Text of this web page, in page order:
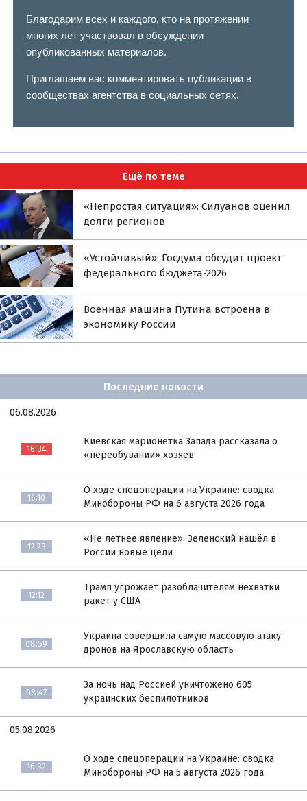
Благодарим всех и каждого, кто на протяжении
многих лет участвовал в обсуждении
опубликованных материалов.
Приглашаем вас комментировать публикации в
сообществах агентства в социальных сетях.
Ещё по теме
«Непростая ситуация»: Силуанов оценил
долги регионов
«Устойчивый»: Госдума обсудит проект
федерального бюджета-2026
Военная машина Путина встроена в
экономику России
Последние новости
06.08.2026
16:34
Киевская марионетка Запада рассказала о
«переобувании» хозяев
16:10
О ходе спецоперации на Украине: сводка
Минобороны РФ на 6 августа 2026 года
12:23
«Не летнее явление»: Зеленский нашёл в
России новые цели
12:12
Трамп угрожает разоблачителям нехватки
ракет у США
08:59
Украина совершила самую массовую атаку
дронов на Ярославскую область
08:47
За ночь над Россией уничтожено 605
украинских беспилотников
05.08.2026
16:32
О ходе спецоперации на Украине: сводка
Минобороны РФ на 5 августа 2026 года